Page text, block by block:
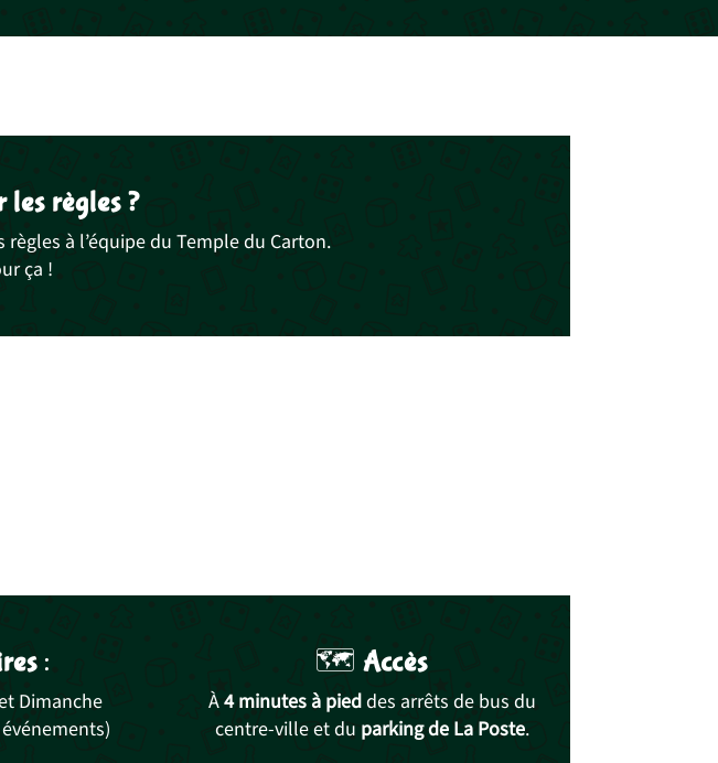
les règles ?
à l’équipe du Temple du Carton.
ça !
:
Dimanche
🗺️Accès
À4 minutes à pieddes arrêts de bus du
centre-ville et du parking de La Poste.